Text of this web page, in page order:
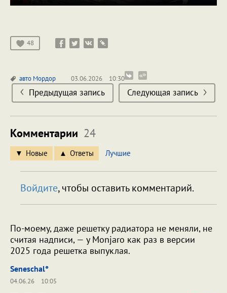
48
авто Мордор 03.06.2026 10:30
Предыдущая запись Следующая запись
Комментарии 24
Новые Ответы Лучшие
Войдите, чтобы оставить комментарий.
По-моему, даже решетку радиатора не меняли, не
считая надписи, — у Monjaro как раз в версии
2025 года решетка выпуклая.
Seneschal°
04.06.26
10:05